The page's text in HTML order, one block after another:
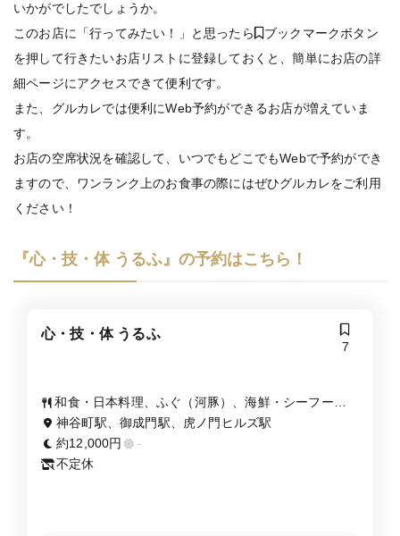
いかがでしたでしょうか。
このお店に「行ってみたい！」と思ったら
ブックマークボタン
を押して行きたいお店リストに登録しておくと、簡単にお店の詳
細ページにアクセスできて便利です。
また、グルカレでは便利にWeb予約ができるお店が増えていま
す。
お店の空席状況を確認して、いつでもどこでもWebで予約ができ
ますので、ワンランク上のお食事の際にはぜひグルカレをご利用
ください！
『心・技・体 うるふ』の予約はこちら！
心・技・体 うるふ
7
和食・日本料理、ふぐ（河豚）、海鮮・シーフー
ド、居酒屋
神谷町駅、御成門駅、虎ノ門ヒルズ駅
約12,000円
-
不定休